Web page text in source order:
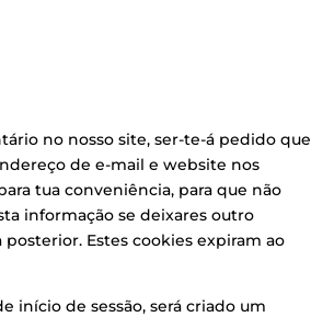
no nosso site, ser-te-á pedido que
de e-mail e website nos
tua conveniência, para que não
informação se deixares outro
Estes cookies expiram ao
início de sessão, será criado um